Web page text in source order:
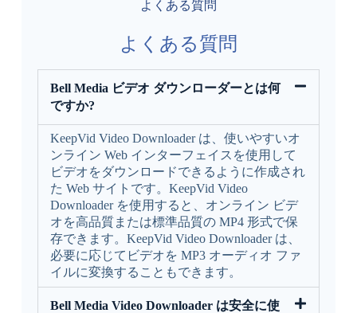
よくある質問
よくある質問
Bell Media ビデオ ダウンローダーとは何
ですか?
KeepVid Video Downloader は、使いやすいオ
ンライン Web インターフェイスを使用して
ビデオをダウンロードできるように作成され
た Web サイトです。KeepVid Video
Downloader を使用すると、オンライン ビデ
オを高品質または標準品質の MP4 形式で保
存できます。KeepVid Video Downloader は、
必要に応じてビデオを MP3 オーディオ ファ
イルに変換することもできます。
Bell Media Video Downloader は安全に使